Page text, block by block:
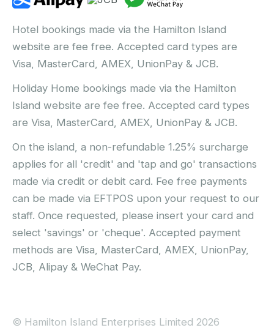
Hotel bookings made via the Hamilton Island
website are fee free. Accepted card types are
Visa, MasterCard, AMEX, UnionPay & JCB.
Holiday Home bookings made via the Hamilton
Island website are fee free. Accepted card types
are Visa, MasterCard, AMEX, UnionPay & JCB.
On the island, a non-refundable 1.25% surcharge
applies for all 'credit' and 'tap and go' transactions
made via credit or debit card. Fee free payments
can be made via EFTPOS upon your request to our
staff. Once requested, please insert your card and
select 'savings' or 'cheque'. Accepted payment
methods are Visa, MasterCard, AMEX, UnionPay,
JCB, Alipay & WeChat Pay.
© Hamilton Island Enterprises Limited 2026